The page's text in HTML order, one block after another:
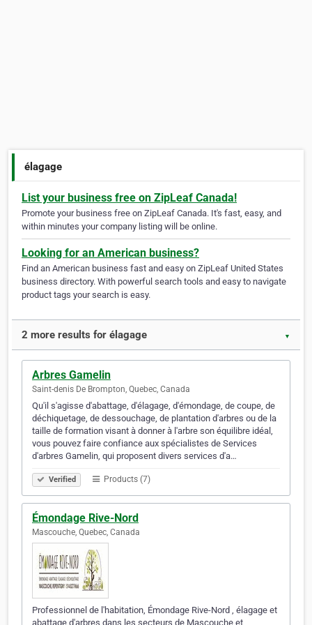
élagage
List your business free on ZipLeaf Canada!
Promote your business free on ZipLeaf Canada. It's fast, easy, and
within minutes your company listing will be online.
Looking for an American business?
Find an American business fast and easy on ZipLeaf United States
business directory. With powerful search tools and easy to navigate
product tags your search is easy.
2 more results for élagage ▼
Arbres Gamelin
Saint-denis De Brompton, Quebec, Canada
Qu'il s'agisse d'abattage, d'élagage, d'émondage, de coupe, de
déchiquetage, de dessouchage, de plantation d'arbres ou de la
taille de formation visant à donner à l'arbre son équilibre idéal,
vous pouvez faire confiance aux spécialistes de Services
d'arbres Gamelin, qui proposent divers services d'a…
Verified Products (7)
Émondage Rive-Nord
Mascouche, Quebec, Canada
Professionnel de l'habitation, Émondage Rive-Nord , élagage et
abattage d'arbres dans les secteurs de Mascouche et